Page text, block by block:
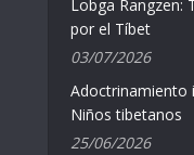
Lobga Rangzen:
por el Tíbet
03/07/2026
Adoctrinamiento
Niños tibetanos
25/06/2026